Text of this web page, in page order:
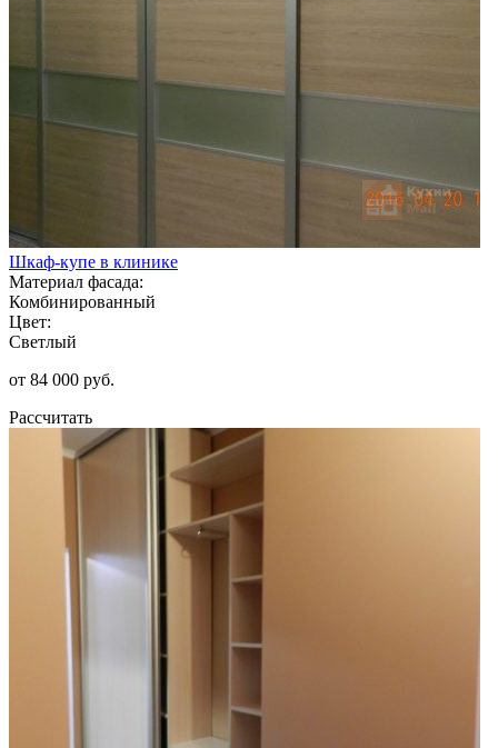
Шкаф-купе в клинике
Материал фасада:
Комбинированный
Цвет:
Светлый
от 84 000 руб.
Рассчитать